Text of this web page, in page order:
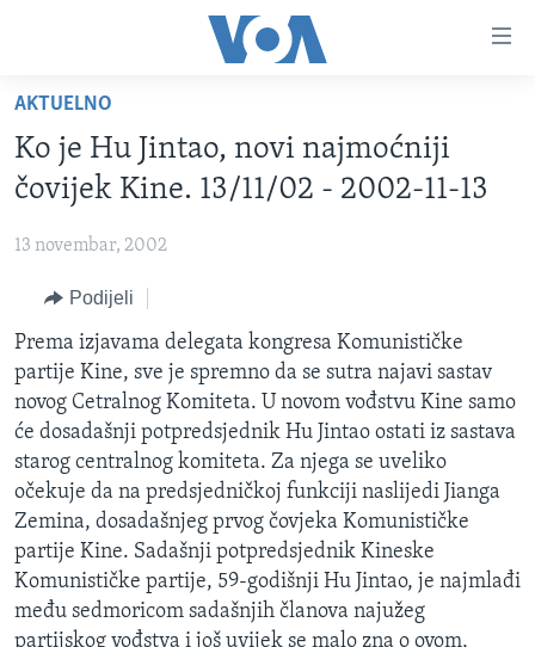
glavni
sadržaj
Pređi
na
glavnu
pretragu
VIDEO
FOTOGRAFIJE DANA
VIJESTI
SJEDINJENE AMERIČKE DRŽAVE
BOSNA I HERCEGOVINA
SVIJET
NAUKA I TEHNOLOGIJA
SPECIJALNI PROJEKTI
KORUPCIJA
SLOBODA MEDIJA
ŽENSKA STRANA
IZBJEGLIČKA STRANA
MAGAZIN
O GLASU AMERIKE
AKTUELNO
Ko je Hu Jintao, novi najmoćniji
čovijek Kine. 13/11/02 - 2002-11-13
13 novembar, 2002
Podijeli
Prema izjavama delegata kongresa Komunističke
partije Kine, sve je spremno da se sutra najavi sastav
novog Cetralnog Komiteta. U novom vođstvu Kine samo
će dosadašnji potpredsjednik Hu Jintao ostati iz sastava
starog centralnog komiteta. Za njega se uveliko
očekuje da na predsjedničkoj funkciji naslijedi Jianga
Zemina, dosadašnjeg prvog čovjeka Komunističke
partije Kine. Sadašnji potpredsjednik Kineske
Komunističke partije, 59-godišnji Hu Jintao, je najmlađi
među sedmoricom sadašnjih članova najužeg
partijskog vođstva i još uvijek se malo zna o ovom,